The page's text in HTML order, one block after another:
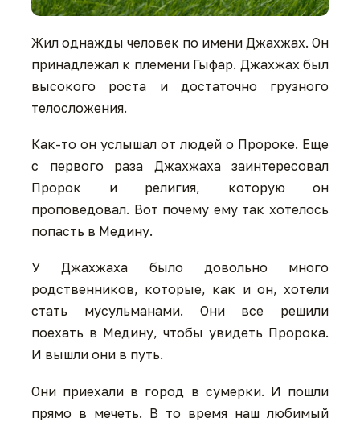
Жил однажды человек по имени Джахжах. Он
принадлежал к племени Гыфар. Джахжах был
высокого роста и достаточно грузного
телосложения.
Как-то он услышал от людей о Пророке. Еще
с первого раза Джахжаха заинтересовал
Пророк и религия, которую он
проповедовал. Вот почему ему так хотелось
попасть в Медину.
У Джахжаха было довольно много
родственников, которые, как и он, хотели
стать мусульманами. Они все решили
поехать в Медину, чтобы увидеть Пророка.
И вышли они в путь.
Они приехали в город в сумерки. И пошли
прямо в мечеть. В то время наш любимый